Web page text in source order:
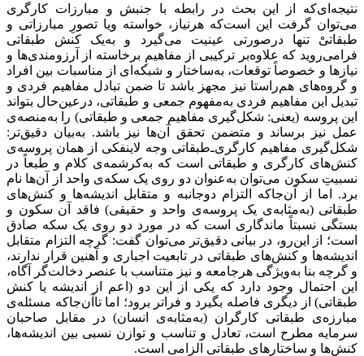
نتیجه‌ای‌که از این بحث در رابطه با جنبش و مبارزات کارگری
می‌توان گرفت این است‌که هرنیاز، خواسته ویا تصورِ مبارزاتی و
طبقاتیْ تنها درصورتی عینیت می‌گیرد و به‌یک کنش طبقاتی
فرامی‌روید که علاوه‌بر ‌‌ترکیبی از مفاهیمِ برخاسته از آرزومندی‌ها و
نیازها و خصوصاً توقعات، به‌ساختار و شبکه‌ای از مناسبات بین افراد
و گروه‌های هم‌راستا نیز مجهز باشد تا ضمن تبادل مفاهیم فردی‌ و
تبدیل این مفاهیم فردی به‌مفهوم جمعی و طبقاتی، درعین‌حال بتواند
این پروسه (یعنی: شکل‌گیری مفاهیم جمعی و طبقاتی) را به‌منصه‌ی
عمل نیز برساند و متضمن تحقق آن‌ها نیز باشد. به‌‌بیان دقیق‌تر:
شکل‌گیری مفاهیم کارگری‌ـ‌‌‌طبقاتی وجه لاینفکی از همان پروسه‌ی
کنش‌های کارگری و طبقاتی است که به‌کرشمه‌ی کلام و طبعاً در
نسبیتِ سکون می‌توان به‌عنوان دو روی یک سکه‌ی واحد از آن‌‌ها نام
برد. اما از آن‌جاکه التزام دوجانبه‌ و متقابل اندیشه‌ها و کنش‌های
طبقاتی (به‌مثابه‌ی یک پروسه‌ی واحد و حقیقی) فاقد آن سکون و
بستگی نسبتاً ماندگاری است که در مورد دو روی یک سکه صادق
است؛ از این‌رو، در بیانی دقیق‌تر می‌توان گفت: گرچه التزام متقابل
اندیشه‌ها و کنش‌های طبقاتی در تابعیت اجباری و آهنین قرار ندارند،
و گرچه بنا به‌ویژگی هرجامعه و نیز متناسب با عنصر دخالت‌گر آگاه،
این احتمال وجود دارد که یکی از این دو (اعم از اندیشه یا کنش
طبقاتی) از دیگری فاصله بگیرد و فراتر برود؛ اما تاآن‌جا‌که مسئله‌ی
مبارزه‌ی طبقاتی کارگران (به‌مثابه‌ی انسان) در مقابل صاحبان
سرمایه مطرح است، تعادل و تناسب و توازن نسبی بین اندیشه‌ها،
کنش‌ها و ساختارهای طبقاتی الزامی است.